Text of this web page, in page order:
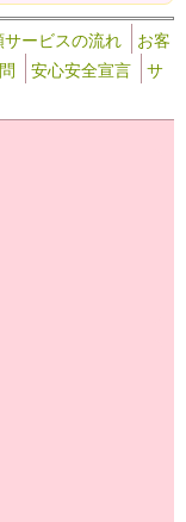
ービスの流れ
お客
安心安全宣言
サ